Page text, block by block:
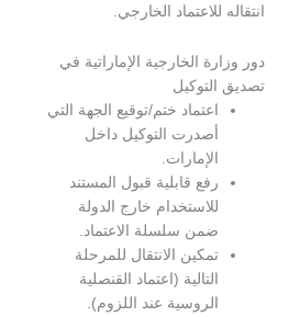
الخارجي.
الخارجية الإماراتية في
ختم/توقيع الجهة التي
التوكيل داخل
قابلية قبول المستند
خارج الدولة
سلسلة الاعتماد.
الانتقال للمرحلة
(اعتماد القنصلية
عند اللزوم).